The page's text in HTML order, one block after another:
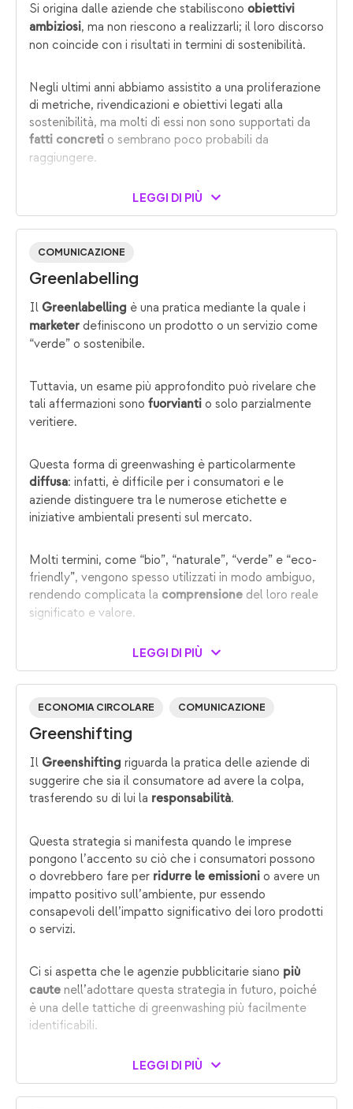
Si origina dalle aziende che stabiliscono obiettivi
ambiziosi, ma non riescono a realizzarli; il loro discorso
non coincide con i risultati in termini di sostenibilità.
Negli ultimi anni abbiamo assistito a una proliferazione
di metriche, rivendicazioni e obiettivi legati alla
sostenibilità, ma molti di essi non sono supportati da
fatti concreti o sembrano poco probabili da
raggiungere.
LEGGI DI PIÙ
COMUNICAZIONE
Greenlabelling
Il Greenlabelling è una pratica mediante la quale i
marketer definiscono un prodotto o un servizio come
“verde” o sostenibile.
Tuttavia, un esame più approfondito può rivelare che
tali affermazioni sono fuorvianti o solo parzialmente
veritiere.
Questa forma di greenwashing è particolarmente
diffusa: infatti, è difficile per i consumatori e le
aziende distinguere tra le numerose etichette e
iniziative ambientali presenti sul mercato.
Molti termini, come “bio”, “naturale”, “verde” e “eco-
friendly”, vengono spesso utilizzati in modo ambiguo,
rendendo complicata la comprensione del loro reale
significato e valore.
LEGGI DI PIÙ
ECONOMIA CIRCOLARE COMUNICAZIONE
Greenshifting
Il Greenshifting riguarda la pratica delle aziende di
suggerire che sia il consumatore ad avere la colpa,
trasferendo su di lui la responsabilità.
Questa strategia si manifesta quando le imprese
pongono l’accento su ciò che i consumatori possono
o dovrebbero fare per ridurre le emissioni o avere un
impatto positivo sull’ambiente, pur essendo
consapevoli dell’impatto significativo dei loro prodotti
o servizi.
Ci si aspetta che le agenzie pubblicitarie siano più
caute nell’adottare questa strategia in futuro, poiché
è una delle tattiche di greenwashing più facilmente
identificabili.
LEGGI DI PIÙ